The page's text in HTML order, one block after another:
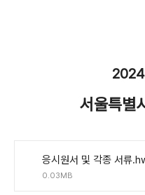
2024
서울특별
응시원서 및 각종 서류
0.03MB